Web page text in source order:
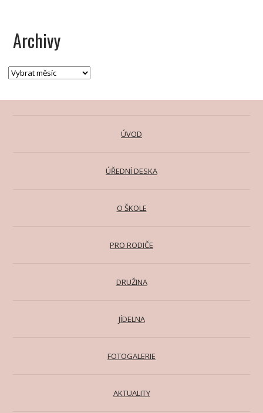
Archivy
ÚVOD
ÚŘEDNÍ DESKA
O ŠKOLE
PRO RODIČE
DRUŽINA
JÍDELNA
FOTOGALERIE
AKTUALITY